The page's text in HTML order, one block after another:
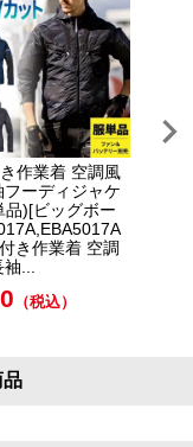
作業着 空調風
ーディジャケ
品)[ビッグボー
き作業着 空調
...
（税込）
品